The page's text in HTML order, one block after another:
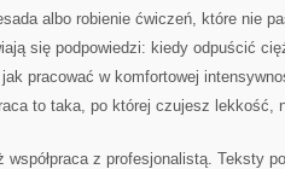
albo robienie ćwiczeń, które nie
się podpowiedzi: kiedy odpuścić
pracować w komfortowej
to taka, po której czujesz lekkość,
z profesjonalistą. Teksty